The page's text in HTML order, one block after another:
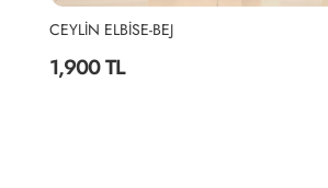
CEYLİN ELBİSE-BEJ
1,900 TL